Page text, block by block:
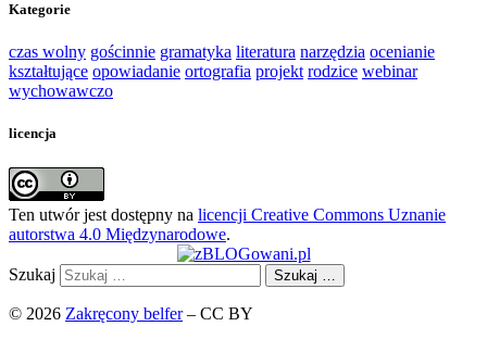
Kategorie
czas wolny gościnnie gramatyka literatura narzędzia ocenianie
kształtujące opowiadanie ortografia projekt rodzice webinar
wychowawczo
licencja
Ten utwór jest dostępny na licencji Creative Commons Uznanie
autorstwa 4.0 Międzynarodowe.
Szukaj Szukaj …
© 2026 Zakręcony belfer– CC BY